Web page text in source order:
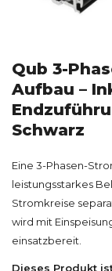
Qub 3-
Aufbau –
Schwarz
Eine 3-Phasen-
leistungsstarkes
Stromkreise
wird mit
einsatzbereit.
Dieses Produkt